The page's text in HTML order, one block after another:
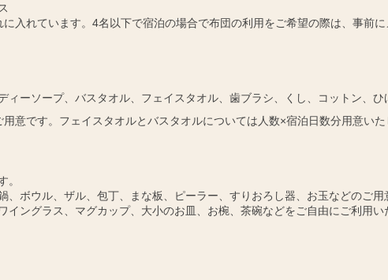
入れています。4名以下で宿泊の場合で布団の利用をご希望の際は、事前に
ィーソープ、バスタオル、フェイスタオル、歯ブラシ、くし、コットン、ひ
意です。フェイスタオルとバスタオルについては人数×宿泊日数分用意い
。
ボウル、ザル、包丁、まな板、ピーラー、すりおろし器、お玉などのご用
ングラス、マグカップ、大小のお皿、お椀、茶碗などをご自由にご利用い